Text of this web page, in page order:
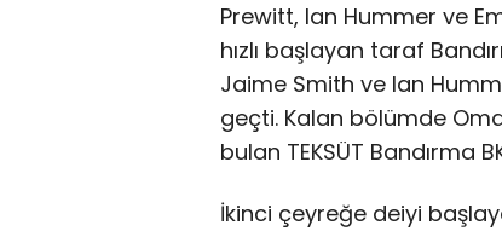
Prewitt, Ian Hummer ve
hızlı başlayan taraf
Jaime Smith ve Ian
geçti. Kalan bölümde
bulan TEKSÜT Bandırma
İkinci çeyreğe deiyi